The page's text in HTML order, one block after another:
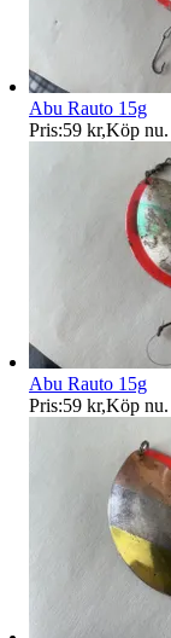
Abu Rauto 15g
Pris:59 kr,Köp nu.
Abu Rauto 15g
Pris:59 kr,Köp nu.